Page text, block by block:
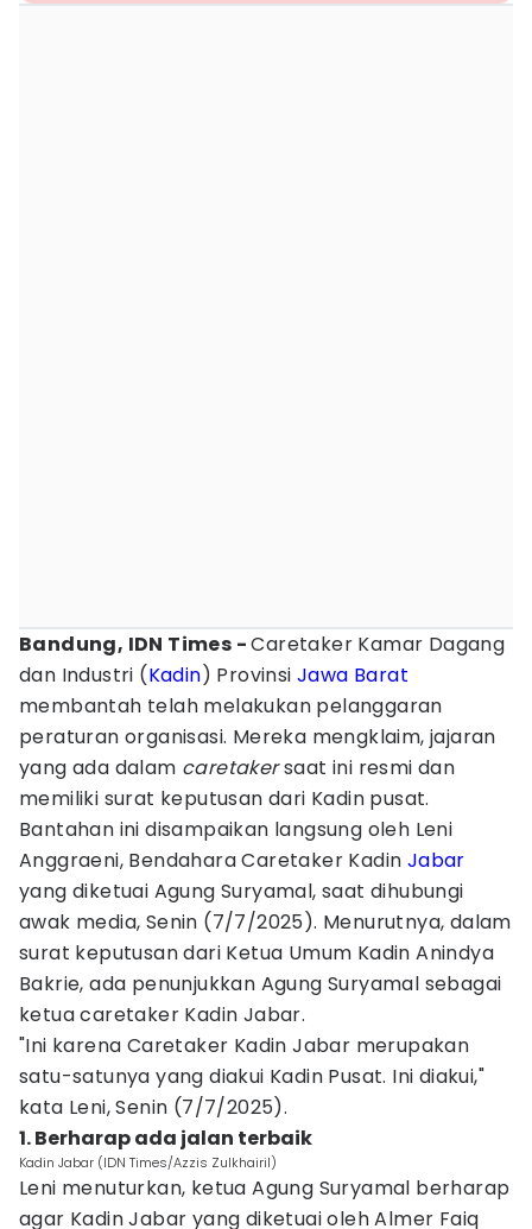
Bandung, IDN Times -Caretaker Kamar Dagang
dan Industri (Kadin) ProvinsiJawa Barat
membantah telah melakukan pelanggaran
peraturan organisasi. Mereka mengklaim, jajaran
yang ada dalam caretakersaat ini resmi dan
memiliki surat keputusan dari Kadin pusat.
Bantahan ini disampaikan langsung oleh Leni
Anggraeni, Bendahara Caretaker Kadin Jabar
yang diketuai Agung Suryamal, saat dihubungi
awak media, Senin (7/7/2025). Menurutnya, dalam
surat keputusan dari Ketua Umum Kadin Anindya
Bakrie, ada penunjukkan Agung Suryamal sebagai
ketua caretaker Kadin Jabar.
"Ini karena Caretaker Kadin Jabar merupakan
satu-satunya yang diakui Kadin Pusat. Ini diakui,"
kata Leni, Senin (7/7/2025).
1. Berharap ada jalan terbaik
Kadin Jabar (IDN Times/Azzis Zulkhairil)
Leni menuturkan, ketua Agung Suryamal berharap
agar Kadin Jabar yang diketuai oleh Almer Faiq